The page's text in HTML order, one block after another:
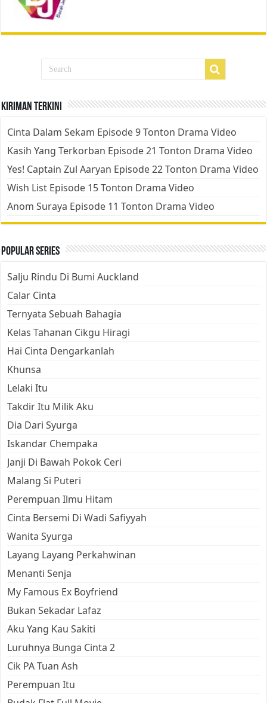
Kiriman Terkini
Cinta Dalam Sekam Episode 9 Tonton Drama Video
Kasih Yang Terkorban Episode 21 Tonton Drama Video
Yes! Captain Zul Aaryan Episode 22 Tonton Drama Video
Wish List Episode 15 Tonton Drama Video
Anom Suraya Episode 11 Tonton Drama Video
Popular Series
Salju Rindu Di Bumi Auckland
Calar Cinta
Ternyata Sebuah Bahagia
Kelas Tahanan Cikgu Hiragi
Hai Cinta Dengarkanlah
Khunsa
Lelaki Itu
Takdir Itu Milik Aku
Dia Dari Syurga
Iskandar Chempaka
Janji Di Bawah Pokok Ceri
Malang Si Puteri
Perempuan Ilmu Hitam
Cinta Bersemi Di Wadi Safiyyah
Wanita Syurga
Layang Layang Perkahwinan
Menanti Senja
My Famous Ex Boyfriend
Bukan Sekadar Lafaz
Aku Yang Kau Sakiti
Luruhnya Bunga Cinta 2
Cik PA Tuan Ash
Perempuan Itu